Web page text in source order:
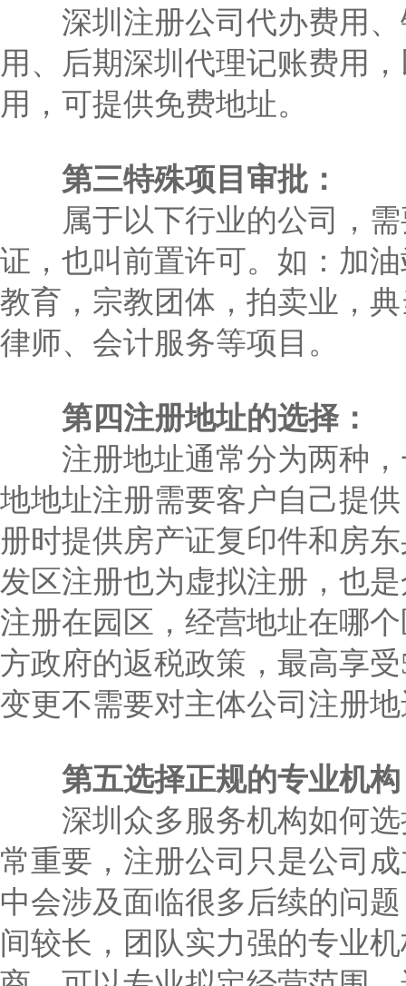
深圳注册公司代办费用、
用、后期深圳代理记账费用
用，可提供免费地址。
第三特殊项目审批：
属于以下行业的公司，需
证，也叫前置许可。如：加
教育，宗教团体，拍卖业，
律师、会计服务等项目。
第四注册地址的选择：
注册地址通常分为两种，
地地址注册需要客户自己提
册时提供房产证复印件和房
发区注册也为虚拟注册，也
注册在园区，经营地址在哪
方政府的返税政策，最高享
变更不需要对主体公司注册
第五选择正规的专业机
深圳众多服务机构如何选
常重要，注册公司只是公司
中会涉及面临很多后续的问
间较长，团队实力强的专业